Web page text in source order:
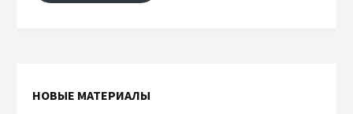
НОВЫЕ МАТЕРИАЛЫ